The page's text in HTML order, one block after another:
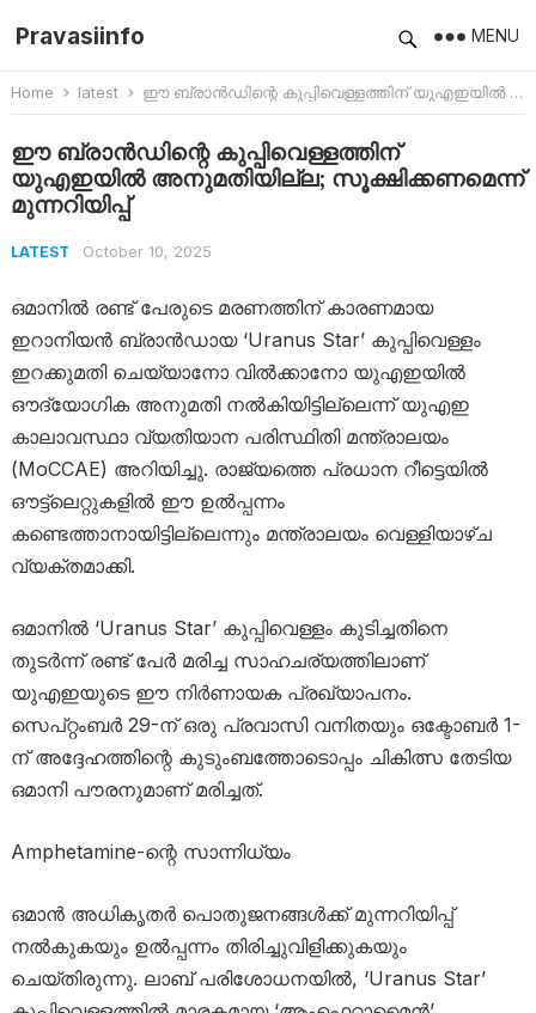
Pravasiinfo MENU
Home latest ഈ ബ്രാൻഡിന്റെ കുപ്പിവെള്ളത്തിന് യുഎഇയിൽ അനുമതിയില്ല; സൂക്ഷിക്കണമെന്ന് മുന്നറിയിപ്പ്
ഈ ബ്രാൻഡിന്റെ കുപ്പിവെള്ളത്തിന്
യുഎഇയിൽ അനുമതിയില്ല; സൂക്ഷിക്കണമെന്ന്
മുന്നറിയിപ്പ്
LATEST October 10, 2025
ഒമാനിൽ രണ്ട് പേരുടെ മരണത്തിന് കാരണമായ
ഇറാനിയൻ ബ്രാൻഡായ ‘Uranus Star’ കുപ്പിവെള്ളം
ഇറക്കുമതി ചെയ്യാനോ വിൽക്കാനോ യുഎഇയിൽ
ഔദ്യോഗിക അനുമതി നൽകിയിട്ടില്ലെന്ന് യുഎഇ
കാലാവസ്ഥാ വ്യതിയാന പരിസ്ഥിതി മന്ത്രാലയം
(MoCCAE) അറിയിച്ചു. രാജ്യത്തെ പ്രധാന റീട്ടെയിൽ
ഔട്ട്‌ലെറ്റുകളിൽ ഈ ഉൽപ്പന്നം
കണ്ടെത്താനായിട്ടില്ലെന്നും മന്ത്രാലയം വെള്ളിയാഴ്ച
വ്യക്തമാക്കി.
ഒമാനിൽ ‘Uranus Star’ കുപ്പിവെള്ളം കുടിച്ചതിനെ
തുടർന്ന് രണ്ട് പേർ മരിച്ച സാഹചര്യത്തിലാണ്
യുഎഇയുടെ ഈ നിർണായക പ്രഖ്യാപനം.
സെപ്റ്റംബർ 29-ന് ഒരു പ്രവാസി വനിതയും ഒക്ടോബർ 1-
ന് അദ്ദേഹത്തിന്റെ കുടുംബത്തോടൊപ്പം ചികിത്സ തേടിയ
ഒമാനി പൗരനുമാണ് മരിച്ചത്.
Amphetamine-ന്റെ സാന്നിധ്യം
ഒമാൻ അധികൃതർ പൊതുജനങ്ങൾക്ക് മുന്നറിയിപ്പ്
നൽകുകയും ഉൽപ്പന്നം തിരിച്ചുവിളിക്കുകയും
ചെയ്തിരുന്നു. ലാബ് പരിശോധനയിൽ, ‘Uranus Star’